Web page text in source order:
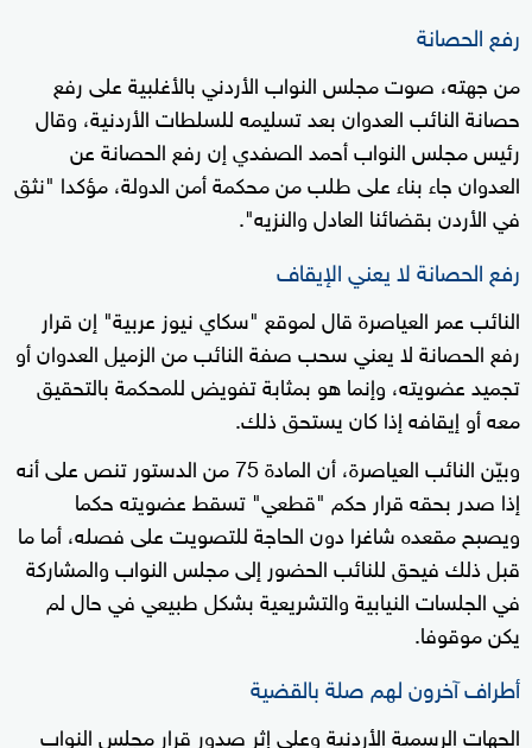
رفع الحصانة
من جهته، صوت مجلس النواب الأردني بالأغلبية على رفع
حصانة النائب العدوان بعد تسليمه للسلطات الأردنية، وقال
رئيس مجلس النواب أحمد الصفدي إن رفع الحصانة عن
العدوان جاء بناء على طلب من محكمة أمن الدولة، مؤكدا "نثق
في الأردن بقضائنا العادل والنزيه".
رفع الحصانة لا يعني الإيقاف
النائب عمر العياصرة قال لموقع "سكاي نيوز عربية" إن قرار
رفع الحصانة لا يعني سحب صفة النائب من الزميل العدوان أو
تجميد عضويته، وإنما هو بمثابة تفويض للمحكمة بالتحقيق
معه أو إيقافه إذا كان يستحق ذلك.
وبيّن النائب العياصرة، أن المادة 75 من الدستور تنص على أنه
إذا صدر بحقه قرار حكم "قطعي" تسقط عضويته حكما
ويصبح مقعده شاغرا دون الحاجة للتصويت على فصله، أما ما
قبل ذلك فيحق للنائب الحضور إلى مجلس النواب والمشاركة
في الجلسات النيابية والتشريعية بشكل طبيعي في حال لم
يكن موقوفا.
أطراف آخرون لهم صلة بالقضية
الجهات الرسمية الأردنية وعلى إثر صدور قرار مجلس النواب